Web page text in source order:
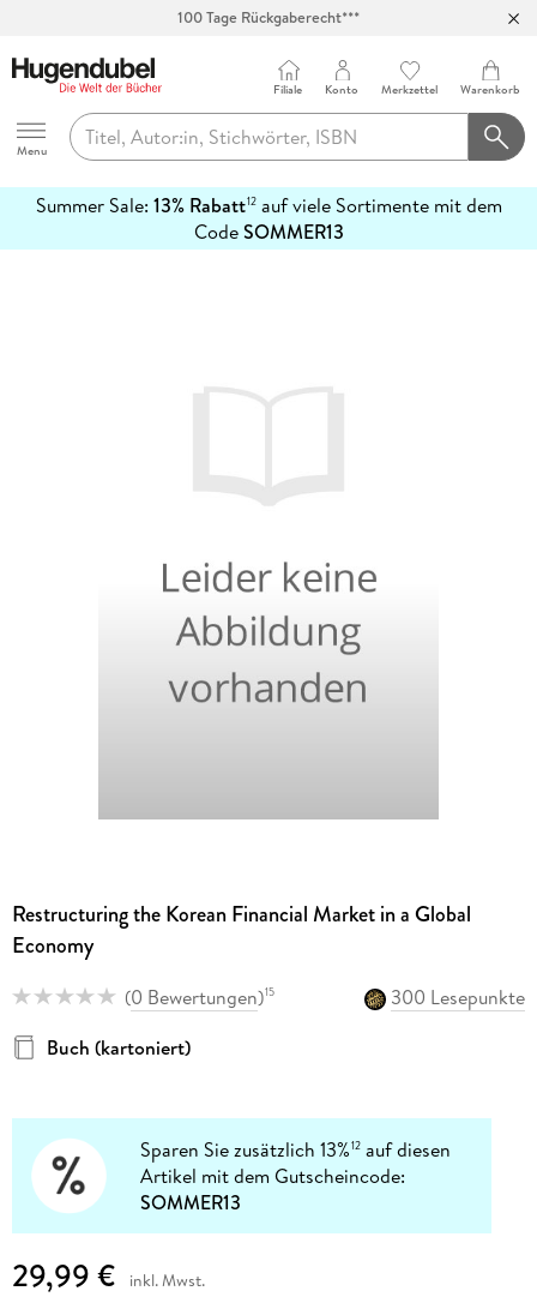
100 Tage Rückgaberecht***
Hugendubel
Menu
Filiale Konto Merkzettel Warenkorb
Summer Sale: 13% Rabatt12auf viele Sortimente mit dem
CodeSOMMER13
erfahren
Restructuring the Korean Financial Market in a Global
Economy
(0 Bewertungen)15
300 Lesepunkte
Buch (kartoniert)
Sparen Sie zusätzlich 13%12 auf diesen
Artikel mit dem Gutscheincode:
SOMMER13
29,99 € inkl. Mwst.